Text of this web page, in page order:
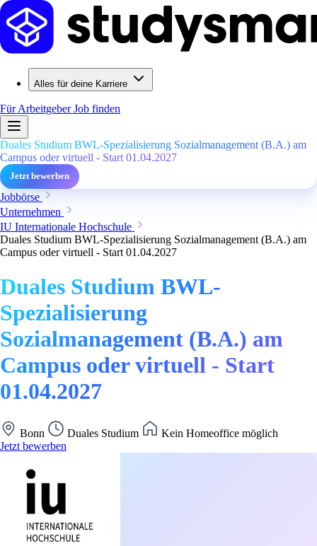
Alles für deine Karriere
Für ArbeitgeberJob finden
Duales Studium BWL-Spezialisierung Sozialmanagement (B.A.) am
Campus oder virtuell - Start 01.04.2027
Jetzt bewerben
Jobbörse
Unternehmen
IU Internationale Hochschule
Duales Studium BWL-Spezialisierung Sozialmanagement (B.A.) am
Campus oder virtuell - Start 01.04.2027
Duales Studium BWL-
Spezialisierung
Sozialmanagement (B.A.) am
Campus oder virtuell - Start
01.04.2027
Bonn Duales Studium
Kein Homeoffice möglich
Jetzt bewerben